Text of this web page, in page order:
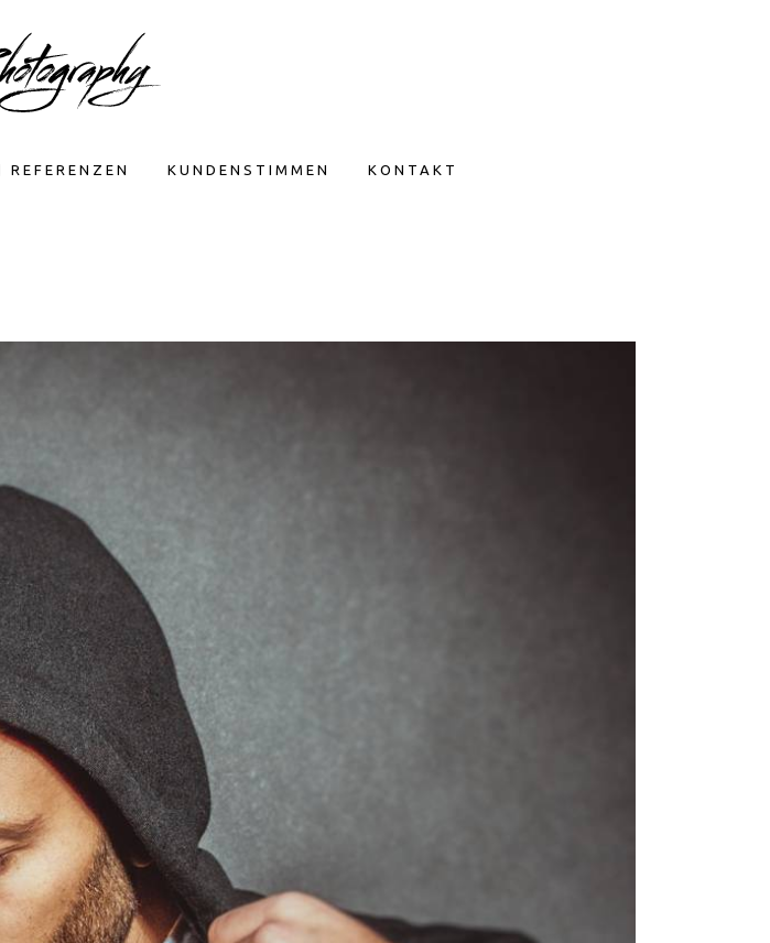
REFERENZEN KUNDENSTIMMEN KONTAKT